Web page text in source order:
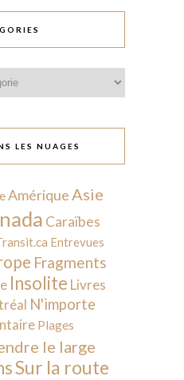
LES NUAGES
AmériqueAsie
Caraïbes
Entrevues
Fragments
Insolite Livres
N'importe
Plages
le large
Sur la route